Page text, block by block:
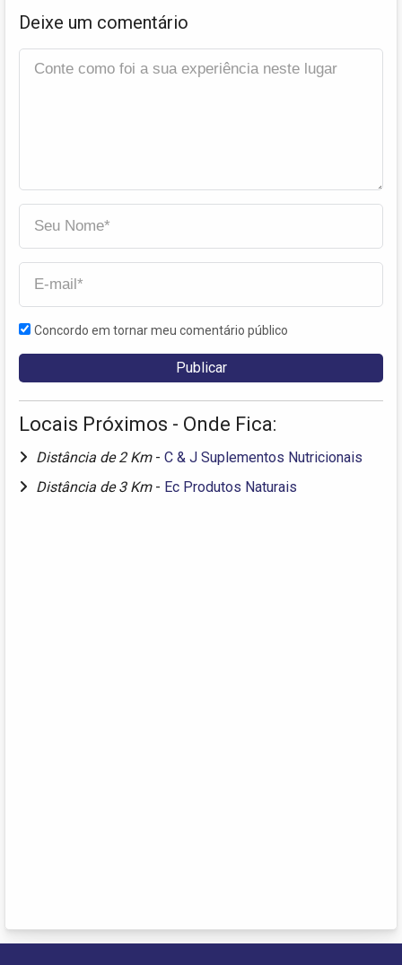
Deixe um comentário
Concordo em tornar meu comentário público
Locais Próximos - Onde Fica:
Distância de 2 Km - C & J Suplementos Nutricionais
Distância de 3 Km - Ec Produtos Naturais